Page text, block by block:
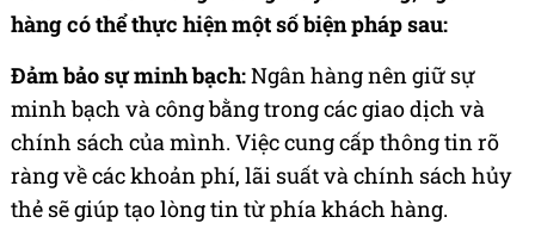
hàng có thể thực hiện một số biện pháp sau:
Đảm bảo sự minh bạch:Ngân hàng nên giữ sự
minh bạch và công bằng trong các giao dịch và
chính sách của mình. Việc cung cấp thông tin rõ
ràng về các khoản phí, lãi suất và chính sách hủy
thẻ sẽ giúp tạo lòng tin từ phía khách hàng.